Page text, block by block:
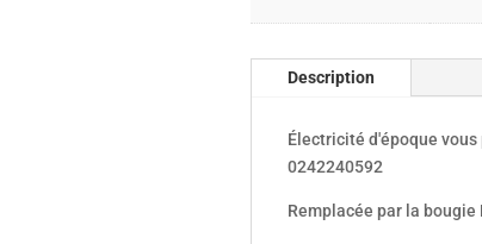
Description
Électricité d'époque vous
0242240592
Remplacée par la bougie